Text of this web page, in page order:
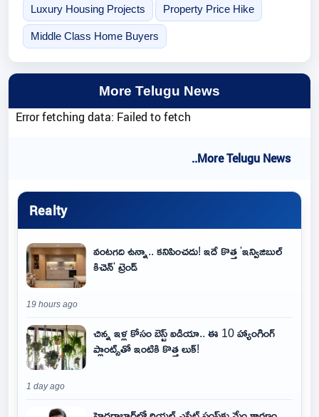
Luxury Housing Projects Property Price Hike
Middle Class Home Buyers
More Telugu News
Error fetching data: Failed to fetch
..More Telugu News
Realty
వంటగది ఉన్నా.. కనిపించదు! ఇదే కొత్త 'ఇన్విజిబుల్
కిచెన్' ట్రెండ్
19 hours ago
చిన్న ఇళ్ల కోసం బెస్ట్ ఐడియా.. ఈ 10 హ్యాంగింగ్
ప్లాంట్స్‌తో ఇంటికి కొత్త లుక్!
1 day ago